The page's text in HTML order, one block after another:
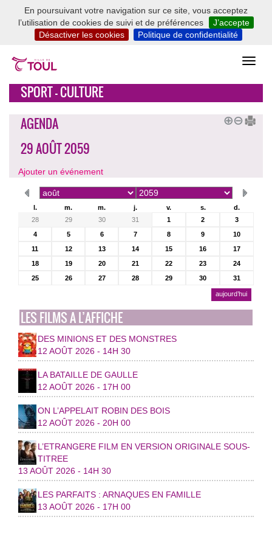
En poursuivant votre navigation sur ce site, vous acceptez
l’utilisation de cookies de suivi et de préférences
J’accepte
Désactiver les cookies
Politique de confidentialité
SPORT - CULTURE
AGENDA
29 AOÛT 2059
Ajouter un événement
l. m. m. j. v. s.
d.
28
29 30 31 1 2
3
4
5 6 7 8 9
10
11
12 13 14 15 16
17
18
19 20 21 22 23
24
25
26 27 28 29 30 31
aujourd’hui
LES FILMS A L’AFFICHE
DES MINIONS ET DES MONSTRES
12 AOÛT 2026 - 14H 30
LA BATAILLE DE GAULLE
12 AOÛT 2026 - 17H 00
ON L’APPELAIT ROBIN DES BOIS
12 AOÛT 2026 - 20H 00
L’ETRANGERE FILM EN VERSION ORIGINALE SOUS-
TITREE
13 AOÛT 2026 - 14H 30
LES PARFAITS : ARNAQUES EN FAMILLE
13 AOÛT 2026 - 17H 00